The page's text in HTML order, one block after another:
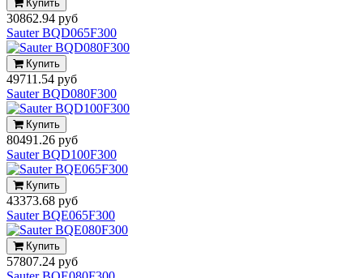
Купить
30862.94 руб
Sauter BQD065F300
Купить
49711.54 руб
Sauter BQD080F300
Купить
80491.26 руб
Sauter BQD100F300
Купить
43373.68 руб
Sauter BQE065F300
Купить
57807.24 руб